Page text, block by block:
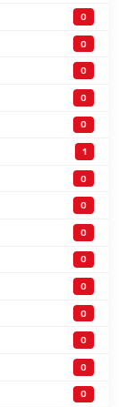
0
0
0
0
0
1
0
0
0
0
0
0
0
0
0